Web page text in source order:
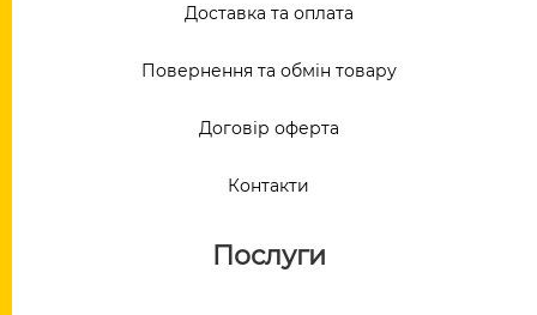
Доставка та оплата
Повернення та обмін товару
Договір оферта
Контакти
Послуги